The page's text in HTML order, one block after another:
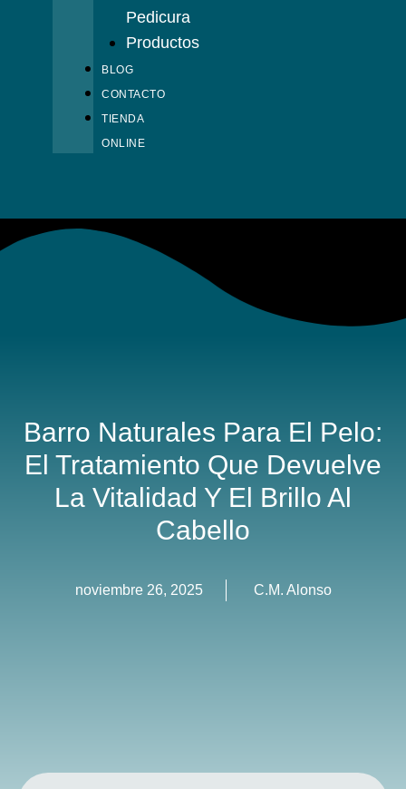
Pedicura
Productos
BLOG
CONTACTO
TIENDA
ONLINE
Barro Naturales Para El Pelo:
El Tratamiento Que Devuelve
La Vitalidad Y El Brillo Al
Cabello
noviembre 26, 2025 C.M. Alonso